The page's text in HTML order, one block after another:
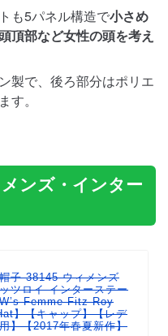
も5パネル構造で小さめ
頂部など女性の頭を考え
製で、後ろ部分はポリエ
す。
ンズ・インター
子 38145 ウィメンズ
ツロイ インターステー
Femme Fitz Roy
】【キャップ】【レデ
】【2017年春夏新作】